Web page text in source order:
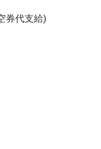
券代支給)